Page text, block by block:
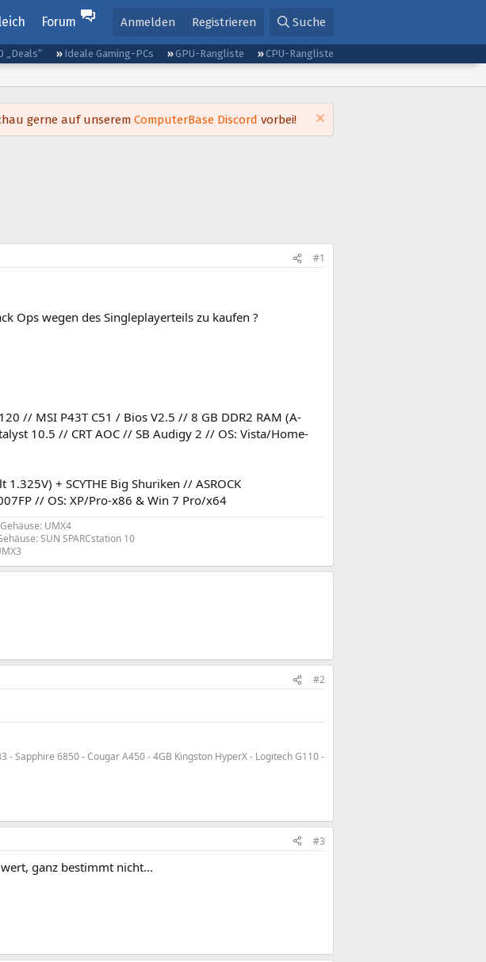
Forum Anmelden Registrieren Suche
„Deals“ Ideale Gaming-PCs GPU-Rangliste
CPU-Rangliste
gerne auf unserem ComputerBase Discord vorbei!
#1
Ops wegen des Singleplayerteils zu kaufen ?
// MSI P43T C51 / Bios V2.5 // 8 GB DDR2 RAM (A-
10.5 // CRT AOC // SB Audigy 2 // OS: Vista/Home-
+ SCYTHE Big Shuriken // ASROCK
// OS: XP/Pro-x86 & Win 7 Pro/x64
UMX4
SUN SPARCstation 10
#2
- Sapphire 6850 - Cougar A450 - 4GB Kingston HyperX - Logitech G110 -
#3
ganz bestimmt nicht...